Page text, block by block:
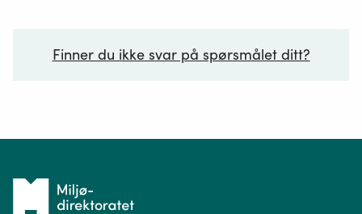
Finner du ikke svar på spørsmålet ditt?
Tilbake